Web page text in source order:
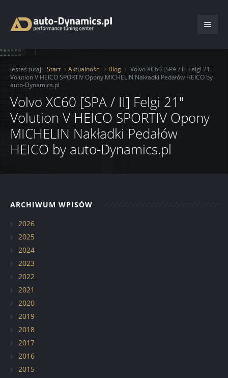
Start
O Firmie
Oferta
Chiptuning
Moduły mocy
Usługi
Ochrona lakieru folią
Elementy z włókna węglowego
Renowacja pojazdów zabytkowych
Katalog
Aktualności
Jesteś tutaj: Start Aktualności Blog
Volvo XC60 [SPA / II] Felgi 21"
Volution V HEICO SPORTIV Opony MICHELIN Nakładki Pedałów HEICO by
auto-Dynamics.pl
Volvo XC60 [SPA / II] Felgi 21"
Volution V HEICO SPORTIV Opony
MICHELIN Nakładki Pedałów
HEICO by auto-Dynamics.pl
ARCHIWUM WPISÓW
2026
2025
2024
2023
2022
2021
2020
2019
2018
2017
2016
2015